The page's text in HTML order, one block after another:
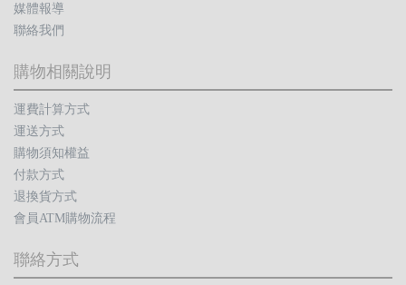
媒體報導
聯絡我們
購物相關說明
運費計算方式
運送方式
購物須知權益
付款方式
退換貨方式
會員ATM購物流程
聯絡方式